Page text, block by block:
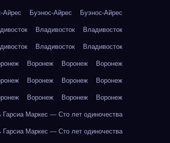
Айрес Буэнос-Айрес Буэнос-Айрес
Владивосток Владивосток
Владивосток Владивосток
Воронеж Воронеж Воронеж
Воронеж Воронеж Воронеж
Воронеж Воронеж Воронеж
Гарсиа Маркес — Сто лет одиночества
Гарсиа Маркес — Сто лет одиночества